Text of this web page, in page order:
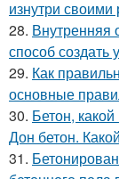
изнутри своими
28. Внутренняя
способ создать
29. Как
основные
30. Бетон,
Дон бетон.
31.